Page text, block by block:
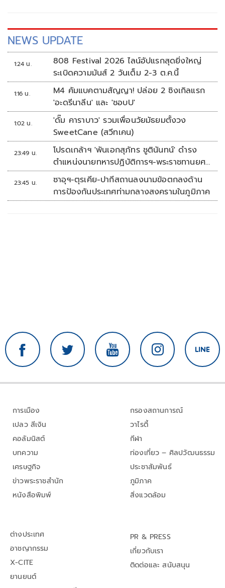
NEWS UPDATE
1:24 น.
808 Festival 2026 ไลน์อัปแรกสุดยิ่งใหญ่
ระเบิดความมันส์ 2 วันเต็ม 2-3 ต.ค.นี้
1:16 น.
M4 คัมแบคตามสัญญา! ปล่อย 2 ซิงเกิลแรก
'อะดรีนาลีน' และ 'ชอบU'
1:02 น.
'ดั๊ม คาราบาว' รวมเพื่อนวัยมัธยมตั้งวง
SweetCane (สวีทเคน)
23:49 น.
โปรดเกล้าฯ 'พันเอกสุภัทร ชูตินันทน์' ดำรง
ตำแหน่งนายทหารปฏิบัติการฯ-พระราชทานยศ
'พลตรี'
23:45 น.
ซาอุฯ-ตุรเคีย-ปากีสถานลงนามข้อตกลงด้าน
การป้องกันประเทศท่ามกลางสงครามในภูมิภาค
การเมือง
เปลว สีเงิน
คอลัมนิสต์
บทความ
เศรษฐกิจ
ข่าวพระราชสำนัก
หนังสือพิมพ์
กรองสถานการณ์
วาไรตี้
กีฬา
ท่องเที่ยว – ศิลปวัฒนธรรม
ประชาสัมพันธ์
ภูมิภาค
สิ่งแวดล้อม
ต่างประเทศ
อาชญากรรม
X-CITE
ยานยนต์
PR & PRESS
เกี่ยวกับเรา
ติดต่อและ สนับสนุน